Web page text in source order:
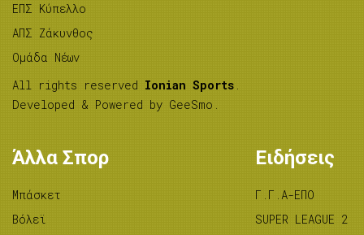
ΕΠΣ Κύπελλο
ΑΠΣ Ζάκυνθος
Ομάδα Νέων
All rights reserved Ionian Sports .
Developed & Powered by GeeSmo .
Άλλα Σπορ
Μπάσκετ
Βόλεϊ
Ειδήσεις
Γ.Γ.Α-ΕΠΟ
SUPER LEAGUE 2